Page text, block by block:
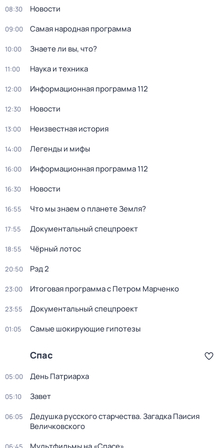
08:30 Новости
09:00 Самая народная программа
10:00 Знаете ли вы, что?
11:00 Наука и техника
12:00 Информационная программа 112
12:30 Новости
13:00 Неизвестная история
14:00 Легенды и мифы
16:00 Информационная программа 112
16:30 Новости
16:55 Что мы знаем о планете Земля?
17:55 Докyментальный cпецпроект
18:55 Чёрный лотос
20:50 Рэд 2
23:00 Итоговая программа с Петром Марченко
23:55 Докyментальный cпецпроект
01:05 Самые шoкиpующие гипотезы
Спас
05:00 День Патриарха
05:10 Завет
06:05
Дедушкa русского старчества. Загадка Паиcия
Величковского